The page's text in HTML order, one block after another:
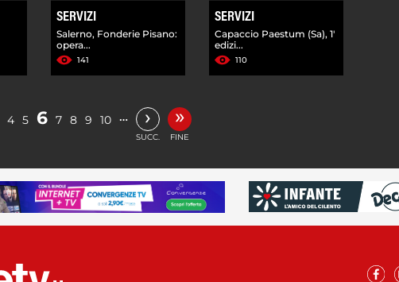
SERVIZI
Salerno, Fonderie Pisano:
opera...
141
SERVIZI
Capaccio Paestum (Sa), 1'
edizi...
110
4 5 6 7 8 9 10 … ›
SUCC.
»
FINE